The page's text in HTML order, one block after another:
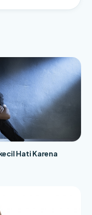
Hati Karena